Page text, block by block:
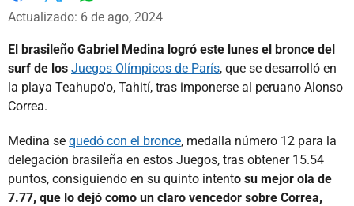
Facebook
X
Actualizado: 6 de ago, 2024
El brasileño Gabriel Medina logró este lunes el bronce del
surf de los Juegos Olímpicos de París, que se desarrolló en
la playa Teahupo'o, Tahití, tras imponerse al peruano Alonso
Correa.
Medina se quedó con el bronce, medalla número 12 para la
delegación brasileña en estos Juegos, tras obtener 15.54
puntos, consiguiendo en su quinto intento su mejor ola de
7.77, que lo dejó como un claro vencedor sobre Correa,